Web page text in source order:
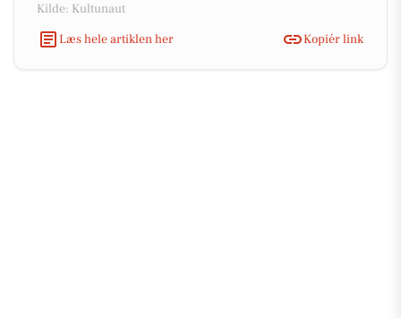
Kilde: Kultunaut
Læs hele artiklen her
Kopiér link